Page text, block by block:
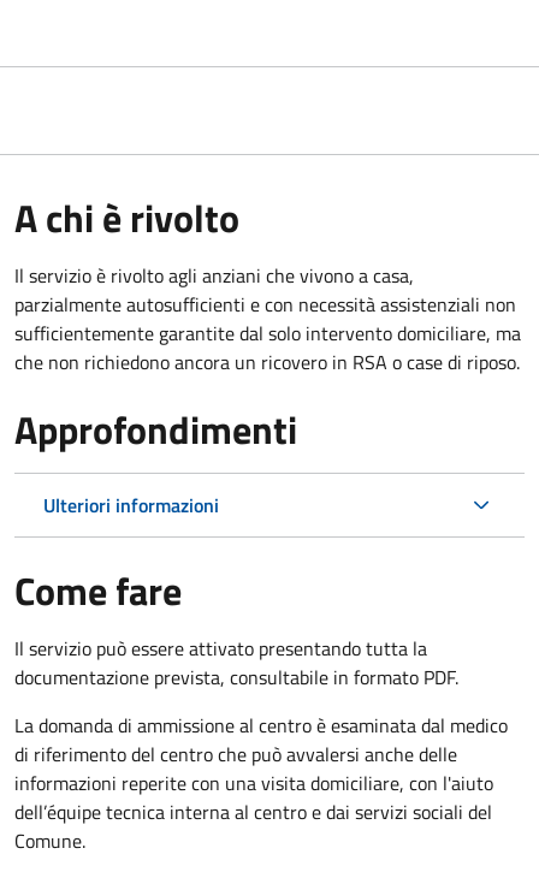
A chi è rivolto
Il servizio è rivolto agli anziani che vivono a casa,
parzialmente autosufficienti e con necessità assistenziali non
sufficientemente garantite dal solo intervento domiciliare, ma
che non richiedono ancora un ricovero in RSA o case di riposo.
Approfondimenti
Ulteriori informazioni
Come fare
Il servizio può essere attivato presentando tutta la
documentazione prevista, consultabile in formato PDF.
La domanda di ammissione al centro è esaminata dal medico
di riferimento del centro che può avvalersi anche delle
informazioni reperite con una visita domiciliare, con l'aiuto
dell’équipe tecnica interna al centro e dai servizi sociali del
Comune.